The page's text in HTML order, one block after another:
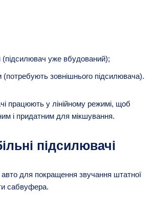
(підсилювач уже вбудований);
(потребують зовнішнього підсилювача).
працюють у лінійному режимі, щоб
і придатним для мікшування.
підсилювачі
для покращення звучання штатної
сабвуфера.